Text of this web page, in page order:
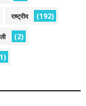
राष्ट्रीय (192)
(2)